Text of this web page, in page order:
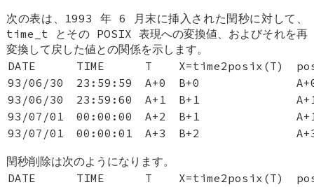
次の表は、1993 年 6 月末に挿入された閏秒に対して、
time_t とその POSIX 表現への変換値、およびそれを再
変換して戻した値との関係を示します。
DATE
TIME T X=time2posix(T)
93/06/30
23:59:59 A+0 B+0
93/06/30
23:59:60 A+1 B+1
93/07/01
00:00:00 A+2 B+1
93/07/01
00:00:01 A+3 B+2
閏秒削除は次のようになります。
DATE
TIME T X=time2posix(T)